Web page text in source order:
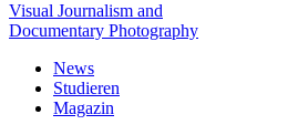
Visual Journalism and
Documentary Photography
News
Studieren
Magazin